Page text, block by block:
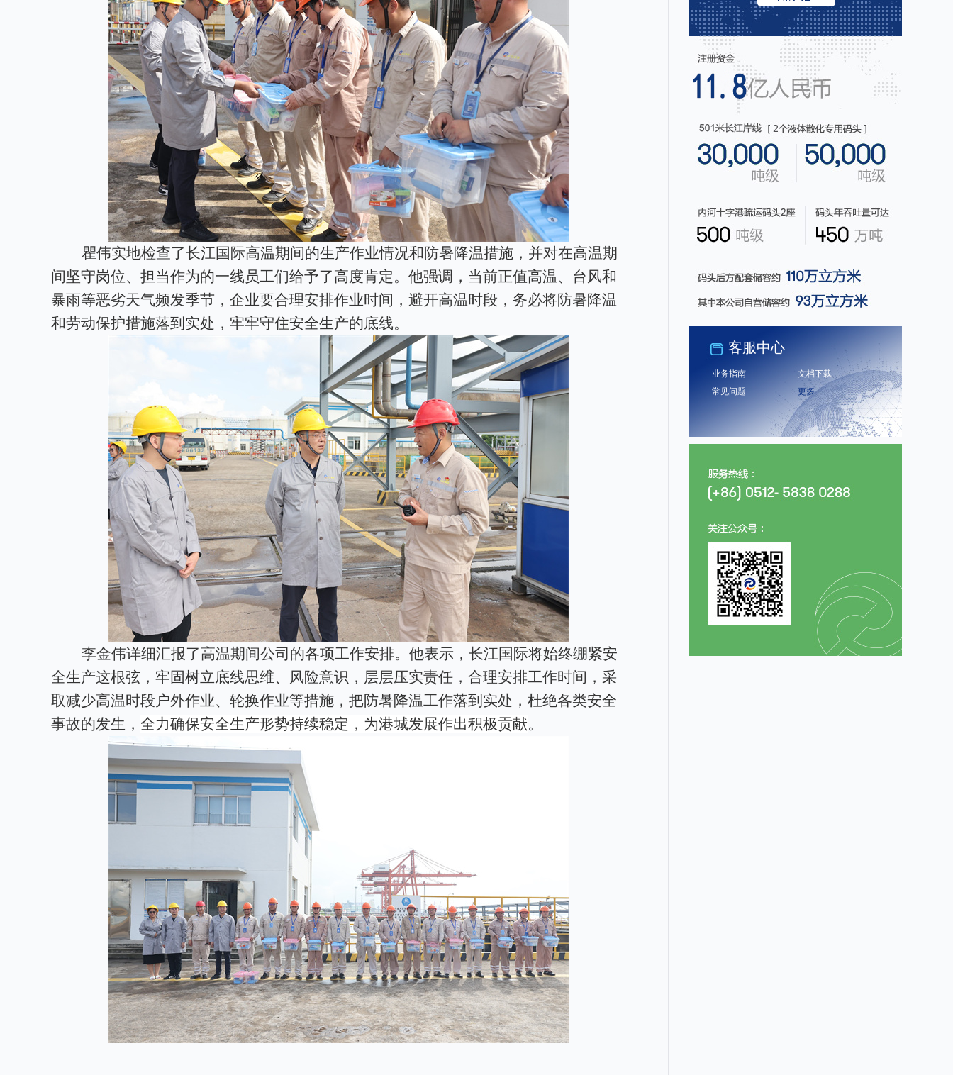
瞿伟实地检查了长江国际高温期间的生产作业情况和防暑降温措施，并对在高温期
间坚守岗位、担当作为的一线员工们给予了高度肯定。他强调，当前正值高温、台风和
暴雨等恶劣天气频发季节，企业要合理安排作业时间，避开高温时段，务必将防暑降温
和劳动保护措施落到实处，牢牢守住安全生产的底线。
李金伟详细汇报了高温期间公司的各项工作安排。他表示，长江国际将始终绷紧安
全生产这根弦，牢固树立底线思维、风险意识，层层压实责任，合理安排工作时间，采
取减少高温时段户外作业、轮换作业等措施，把防暑降温工作落到实处，杜绝各类安全
事故的发生， 全力确保安全生产形势持续稳定，为港城发展作出积极贡献。
客服中心
业务指南
文档下载
常见问题
更多